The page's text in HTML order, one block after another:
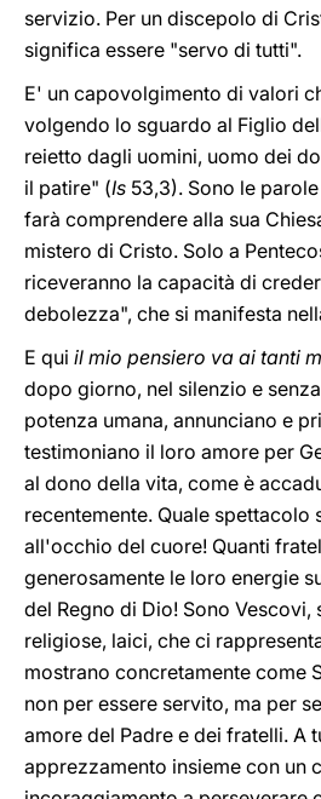
servizio. Per un discepolo di
significa essere "servo di tutti".
E' un capovolgimento di valori
volgendo lo sguardo al Figlio
reietto dagli uomini, uomo dei
il patire" (Is 53,3). Sono le
farà comprendere alla sua
mistero di Cristo. Solo a
riceveranno la capacità di
debolezza", che si manifesta
E qui il mio pensiero va ai tanti
dopo giorno, nel silenzio e
potenza umana, annunciano e
testimoniano il loro amore per
al dono della vita, come è
recentemente. Quale spettacolo
all'occhio del cuore! Quanti
generosamente le loro energie
del Regno di Dio! Sono
religiose, laici, che ci
mostrano concretamente come
non per essere servito, ma per
amore del Padre e dei fratelli. A
apprezzamento insieme con un